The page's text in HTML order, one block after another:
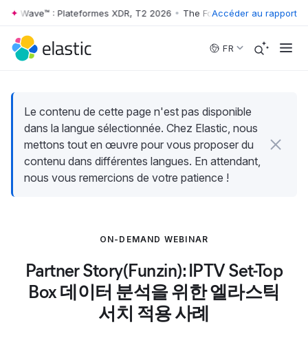
Skip to main content
Wave™ : Plateformes XDR, T2 2026 • The Forrester Wave™ :
Accéder au rapport
FR
Le contenu de cette page n'est pas disponible
dans la langue sélectionnée. Chez Elastic, nous
mettons tout en œuvre pour vous proposer du
contenu dans différentes langues. En attendant,
nous vous remercions de votre patience !
ON-DEMAND WEBINAR
Partner Story(Funzin): IPTV Set-Top
Box 데이터 분석을 위한 엘라스틱
서치 적용 사례